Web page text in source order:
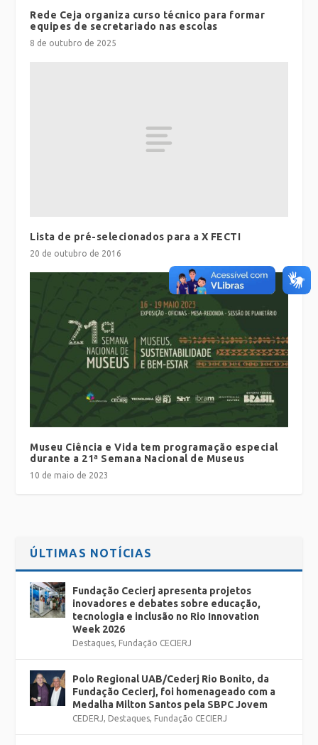
Rede Ceja organiza curso técnico para formar
equipes de secretariado nas escolas
8 de outubro de 2025
Lista de pré-selecionados para a X FECTI
20 de outubro de 2016
Museu Ciência e Vida tem programação especial
durante a 21ª Semana Nacional de Museus
10 de maio de 2023
ÚLTIMAS NOTÍCIAS
Fundação Cecierj apresenta projetos
inovadores e debates sobre educação,
tecnologia e inclusão no Rio Innovation
Week 2026
Destaques, Fundação CECIERJ
Polo Regional UAB/Cederj Rio Bonito, da
Fundação Cecierj, foi homenageado com a
Medalha Milton Santos pela SBPC Jovem
CEDERJ, Destaques, Fundação CECIERJ